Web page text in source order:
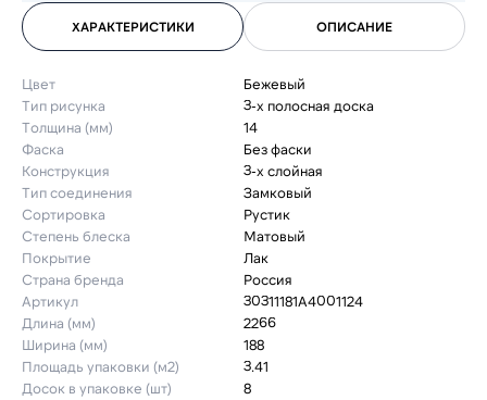
ХАРАКТЕРИСТИКИ ОПИСАНИЕ
Цвет
Бежевый
Тип рисунка
3-х полосная доска
Толщина (мм)
14
Фаска
Без фаски
Конструкция
3-х слойная
Тип соединения
Замковый
Сортировка
Рустик
Степень блеска
Матовый
Покрытие
Лак
Страна бренда
Россия
Артикул
30311181A4001124
Длина (мм)
2266
Ширина (мм)
188
Площадь упаковки (м2)
3.41
Досок в упаковке (шт)
8